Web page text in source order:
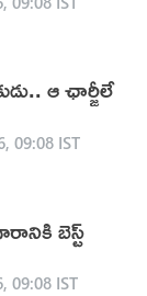
ఆ ఛార్జీలే
09:08 IST
బెస్ట్
09:08 IST